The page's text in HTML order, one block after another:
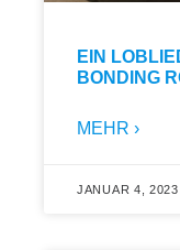
EIN
BONDING
MEHR ›
JANUAR 4, 2023